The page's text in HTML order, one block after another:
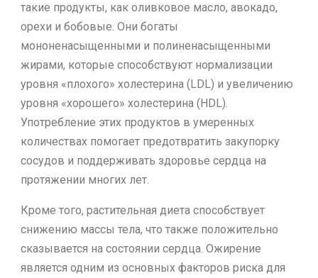
такие продукты, как оливковое масло, авокадо,
орехи и бобовые. Они богаты
мононенасыщенными и полиненасыщенными
жирами, которые способствуют нормализации
уровня «плохого» холестерина (LDL) и увеличению
уровня «хорошего» холестерина (HDL).
Употребление этих продуктов в умеренных
количествах помогает предотвратить закупорку
сосудов и поддерживать здоровье сердца на
протяжении многих лет.
Кроме того, растительная диета способствует
снижению массы тела, что также положительно
сказывается на состоянии сердца. Ожирение
является одним из основных факторов риска для